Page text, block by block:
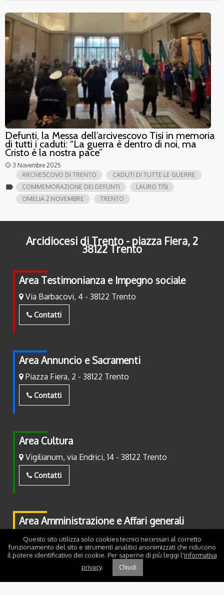
Defunti, la Messa dell’arcivescovo Tisi in memoria
di tutti i caduti: “La guerra è dentro di noi, ma
Cristo è la nostra pace”
access_time 3 Novembre 2025
label
ARCIVESCOVO DI TRENTO
CADUTI DI TUTTE LE GUERRE
COMMEMORAZIONE DEI DEFUNTI
LAURO TISI
OMELIA 2 NOVEMBRE
TRENTO
Arcidiocesi di Trento - piazza Fiera, 2
38122 Trento
Area Testimonianza e Impegno sociale
Via Barbacovi, 4 - 38122 Trento
Contatti
Area Annuncio e Sacramenti
Piazza Fiera, 2 - 38122 Trento
Contatti
Area Cultura
Vigilianum, via Endrici, 14 - 38122 Trento
Contatti
Area Amministrazione e Affari generali
Piazza Fiera, 2 - 38122 Trento
Contatti
Questo sito utilizza solo cookies tecnici necessari al corretto
funzionamento del sito e strumenti analitici anonimizzati che riducono
il potere identificativo dei cookie. Per saperne di più leggi l'informativa
privacy. Chiudi